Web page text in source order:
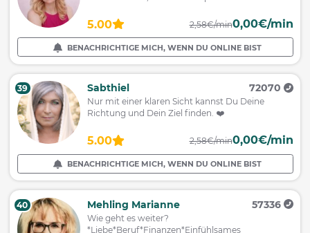
5.00 2,58€/min0,00€/min
BENACHRICHTIGE MICH, WENN DU ONLINE BIST
39 Sabthiel 72070
Nur mit einer klaren Sicht kannst Du Deine
Richtung und Dein Ziel finden. ❤️
5.00 2,58€/min0,00€/min
BENACHRICHTIGE MICH, WENN DU ONLINE BIST
40 Mehling Marianne 57336
Wie geht es weiter?
*Liebe*Beruf*Finanzen*Einfühlsames